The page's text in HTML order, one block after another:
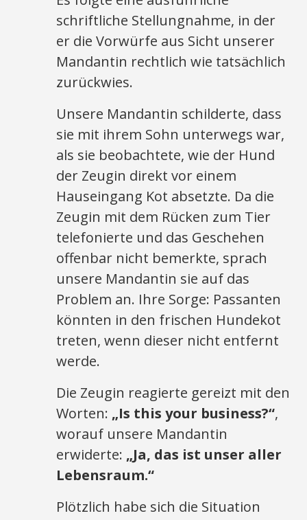
schriftliche Stellungnahme, in der
er die Vorwürfe aus Sicht unserer
Mandantin rechtlich wie tatsächlich
zurückwies.
Unsere Mandantin schilderte, dass
sie mit ihrem Sohn unterwegs war,
als sie beobachtete, wie der Hund
der Zeugin direkt vor einem
Hauseingang Kot absetzte. Da die
Zeugin mit dem Rücken zum Tier
telefonierte und das Geschehen
offenbar nicht bemerkte, sprach
unsere Mandantin sie auf das
Problem an. Ihre Sorge: Passanten
könnten in den frischen Hundekot
treten, wenn dieser nicht entfernt
werde.
Die Zeugin reagierte gereizt mit den
Worten: „Is this your business?“,
worauf unsere Mandantin
erwiderte: „Ja, das ist unser aller
Lebensraum.“
Plötzlich habe sich die Situation